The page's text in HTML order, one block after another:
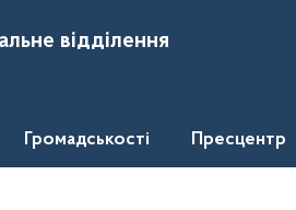
відділення
Громадськості Пресцентр